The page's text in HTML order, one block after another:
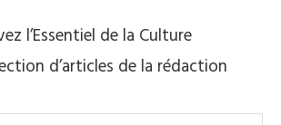
l’Essentiel de la Culture
d’articles de la rédaction